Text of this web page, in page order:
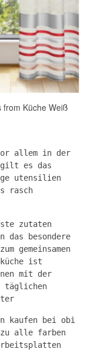
Küche Weiß
allem in der
es das
utensilien
rasch
zutaten
das besondere
gemeinsamen
ist
mit der
täglichen
kaufen bei obi
alle farben